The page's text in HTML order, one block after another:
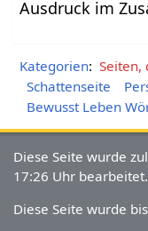
Ausdruck im
Kategorien: Seiten,
Schattenseite
Bewusst Leben
Diese Seite wurde
17:26 Uhr bearbeitet.
Diese Seite wurde